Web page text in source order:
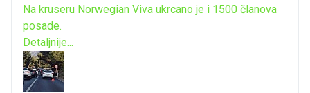
Na kruseru Norwegian Viva ukrcano je i 1500 članova
posade.
Detaljnije...